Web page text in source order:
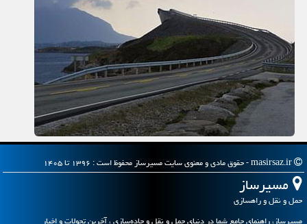
مسیرساز
حمل و نقل و راهسازی